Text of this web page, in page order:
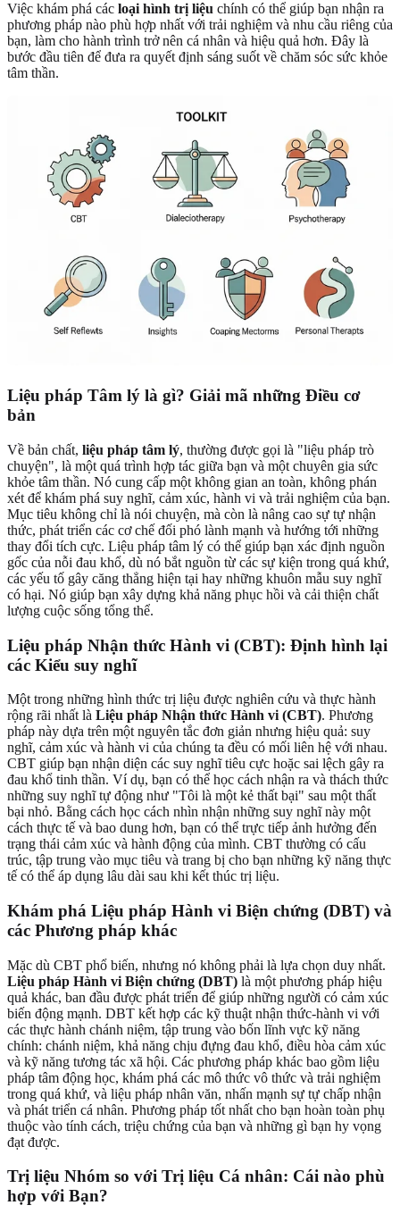
Việc khám phá các loại hình trị liệu chính có thể giúp bạn nhận ra
phương pháp nào phù hợp nhất với trải nghiệm và nhu cầu riêng của
bạn, làm cho hành trình trở nên cá nhân và hiệu quả hơn. Đây là
bước đầu tiên để đưa ra quyết định sáng suốt về chăm sóc sức khỏe
tâm thần.
Liệu pháp Tâm lý là gì? Giải mã những Điều cơ
bản
Về bản chất, liệu pháp tâm lý, thường được gọi là "liệu pháp trò
chuyện", là một quá trình hợp tác giữa bạn và một chuyên gia sức
khỏe tâm thần. Nó cung cấp một không gian an toàn, không phán
xét để khám phá suy nghĩ, cảm xúc, hành vi và trải nghiệm của bạn.
Mục tiêu không chỉ là nói chuyện, mà còn là nâng cao sự tự nhận
thức, phát triển các cơ chế đối phó lành mạnh và hướng tới những
thay đổi tích cực. Liệu pháp tâm lý có thể giúp bạn xác định nguồn
gốc của nỗi đau khổ, dù nó bắt nguồn từ các sự kiện trong quá khứ,
các yếu tố gây căng thẳng hiện tại hay những khuôn mẫu suy nghĩ
có hại. Nó giúp bạn xây dựng khả năng phục hồi và cải thiện chất
lượng cuộc sống tổng thể.
Liệu pháp Nhận thức Hành vi (CBT): Định hình lại
các Kiểu suy nghĩ
Một trong những hình thức trị liệu được nghiên cứu và thực hành
rộng rãi nhất là Liệu pháp Nhận thức Hành vi (CBT). Phương
pháp này dựa trên một nguyên tắc đơn giản nhưng hiệu quả: suy
nghĩ, cảm xúc và hành vi của chúng ta đều có mối liên hệ với nhau.
CBT giúp bạn nhận diện các suy nghĩ tiêu cực hoặc sai lệch gây ra
đau khổ tinh thần. Ví dụ, bạn có thể học cách nhận ra và thách thức
những suy nghĩ tự động như "Tôi là một kẻ thất bại" sau một thất
bại nhỏ. Bằng cách học cách nhìn nhận những suy nghĩ này một
cách thực tế và bao dung hơn, bạn có thể trực tiếp ảnh hưởng đến
trạng thái cảm xúc và hành động của mình. CBT thường có cấu
trúc, tập trung vào mục tiêu và trang bị cho bạn những kỹ năng thực
tế có thể áp dụng lâu dài sau khi kết thúc trị liệu.
Khám phá Liệu pháp Hành vi Biện chứng (DBT) và
các Phương pháp khác
Mặc dù CBT phổ biến, nhưng nó không phải là lựa chọn duy nhất.
Liệu pháp Hành vi Biện chứng (DBT) là một phương pháp hiệu
quả khác, ban đầu được phát triển để giúp những người có cảm xúc
biến động mạnh. DBT kết hợp các kỹ thuật nhận thức-hành vi với
các thực hành chánh niệm, tập trung vào bốn lĩnh vực kỹ năng
chính: chánh niệm, khả năng chịu đựng đau khổ, điều hòa cảm xúc
và kỹ năng tương tác xã hội. Các phương pháp khác bao gồm liệu
pháp tâm động học, khám phá các mô thức vô thức và trải nghiệm
trong quá khứ, và liệu pháp nhân văn, nhấn mạnh sự tự chấp nhận
và phát triển cá nhân. Phương pháp tốt nhất cho bạn hoàn toàn phụ
thuộc vào tính cách, triệu chứng của bạn và những gì bạn hy vọng
đạt được.
Trị liệu Nhóm so với Trị liệu Cá nhân: Cái nào phù
hợp với Bạn?